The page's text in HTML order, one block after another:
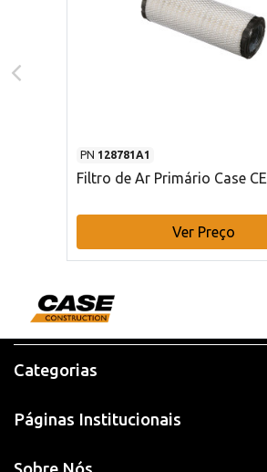
PN 128781A1
Filtro de Ar Primário Case CE
Ver Preço
Categorias
Páginas Institucionais